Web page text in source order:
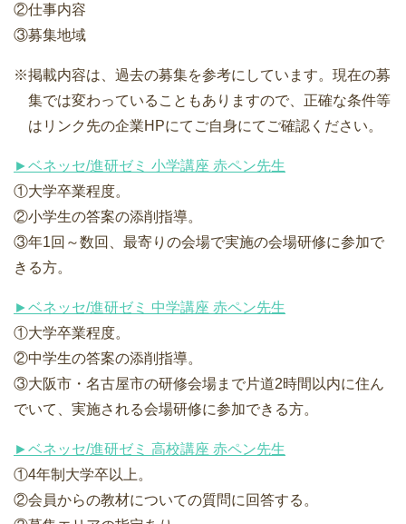
②仕事内容
③募集地域
※掲載内容は、過去の募集を参考にしています。現在の募
集では変わっていることもありますので、正確な条件等
はリンク先の企業HPにてご自身にてご確認ください。
►ベネッセ/進研ゼミ 小学講座 赤ペン先生
①大学卒業程度。
②小学生の答案の添削指導。
③年1回～数回、最寄りの会場で実施の会場研修に参加で
きる方。
►ベネッセ/進研ゼミ 中学講座 赤ペン先生
①大学卒業程度。
②中学生の答案の添削指導。
③大阪市・名古屋市の研修会場まで片道2時間以内に住ん
でいて、実施される会場研修に参加できる方。
►ベネッセ/進研ゼミ 高校講座 赤ペン先生
①4年制大学卒以上。
②会員からの教材についての質問に回答する。